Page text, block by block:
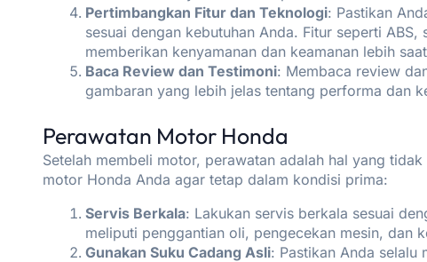
Pertimbangkan Fitur dan Teknologi: Pastikan
sesuai dengan kebutuhan Anda. Fitur seperti
memberikan kenyamanan dan keamanan lebih
Baca Review dan Testimoni: Membaca review
gambaran yang lebih jelas tentang performa dan
Perawatan Motor Honda
Setelah membeli motor, perawatan adalah hal yang
motor Honda Anda agar tetap dalam kondisi prima:
Servis Berkala: Lakukan servis berkala sesuai
meliputi penggantian oli, pengecekan mesin, dan
Gunakan Suku Cadang Asli: Pastikan Anda selalu